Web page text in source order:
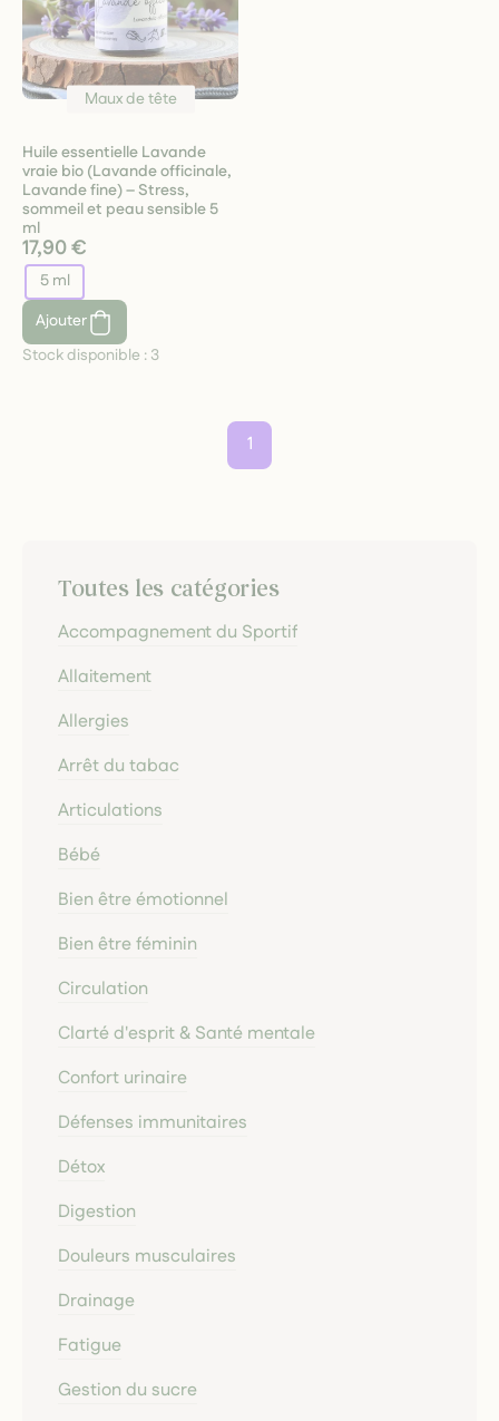
Maux de tête
Huile essentielle Lavande
vraie bio (Lavande officinale,
Lavande fine) – Stress,
sommeil et peau sensible 5
ml
17,90 €
5 ml
Ajouter
Stock disponible : 3
1
Toutes les catégories
Accompagnement du Sportif
Allaitement
Allergies
Arrêt du tabac
Articulations
Bébé
Bien être émotionnel
Bien être féminin
Circulation
Clarté d'esprit & Santé mentale
Confort urinaire
Défenses immunitaires
Détox
Digestion
Douleurs musculaires
Drainage
Fatigue
Gestion du sucre